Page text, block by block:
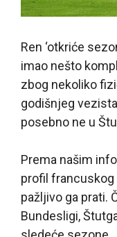
Ren ‘otkriće
imao nešto
zbog nekoliko
godišnjeg
posebno ne u
Prema našim
profil
pažljivo ga prati.
Bundesligi,